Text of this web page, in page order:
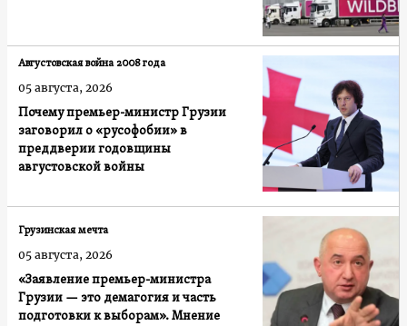
Почему премьер-министр Грузии
заговорил о «русофобии» в
преддверии годовщины
августовской войны
Августовская война 2008 года
05 августа, 2026
«Заявление премьер-министра
Грузии — это демагогия и часть
подготовки к выборам». Мнение
Грузинская мечта
05 августа, 2026